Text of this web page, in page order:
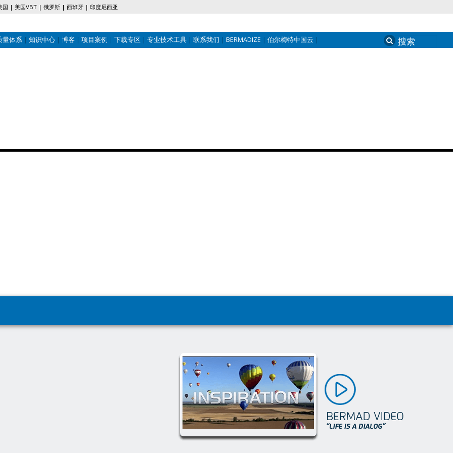
国 美国VBT 俄罗斯 西班牙 印度尼西亚
量体系 知识中心 博客 项目案例 下载专区 专业技术工具 联系我们 BERMADIZE 伯尔梅特中国云 Search
for: